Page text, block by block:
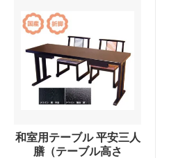
和室用テーブル 平安三人
膳（テーブル高さ